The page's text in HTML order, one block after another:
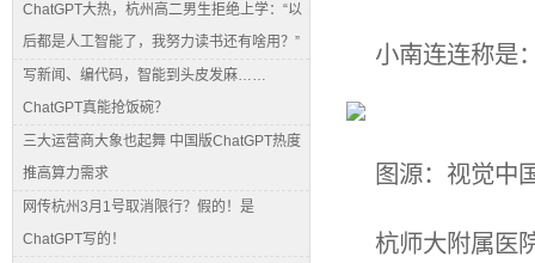
ChatGPT大热，杭州高二男生拒绝上学：“以
后都是人工智能了，我努力读书还有啥用？”
写新闻、编代码，智能到头皮发麻……
ChatGPT真能抢饭碗？
三大运营商大象也起舞 中国版ChatGPT热度
推高算力需求
网传杭州3月1号取消限行？假的！是
ChatGPT写的！
小南连连称是
图源：视觉中
杭师大附属医